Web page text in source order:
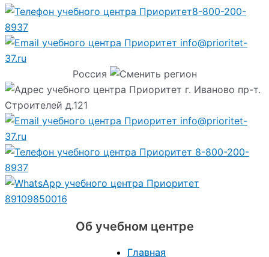
8-800-200-
8937
info@prioritet-
37.ru
Россия
г. Иваново пр-т.
Строителей д.121
info@prioritet-
37.ru
8-800-200-
8937
89109850016
Об учебном центре
Главная